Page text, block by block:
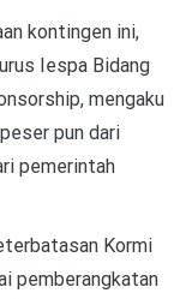
kontingen ini,
Iespa Bidang
mengaku
pun dari
pemerintah
Kormi
pemberangkatan